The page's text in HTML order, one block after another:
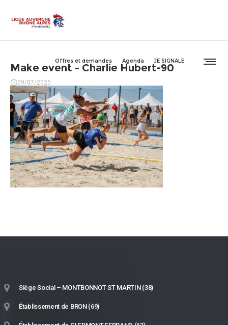
Offres et demandes Agenda JE SIGNALE
Make event – Charlie Hubert-90
09/07/2025
Siège Social – MONTBONNOT ST MARTIN (38)
Établissement de BRON (69)